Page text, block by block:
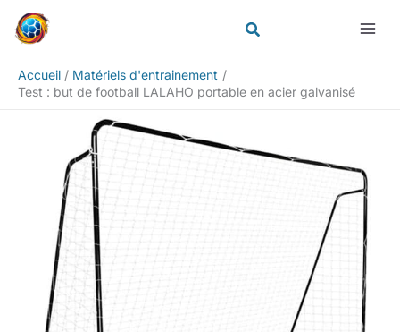
Accueil
Matériels d'entrainement
Test : but de football LALAHO portable en acier galvanisé
Rechercher